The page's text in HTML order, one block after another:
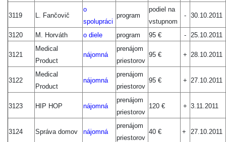
3119 L. Fančovič
o
spolupráci
program
podiel na
vstupnom
- 30.10.2011
3120 M. Horváth o diele program 95 € - 25.10.2011
3121
Medical
Product
nájomná
prenájom
priestorov
95 € + 28.10.2011
3122
Medical
Product
nájomná
prenájom
priestorov
95 € + 27.10.2011
3123 HIP HOP nájomná
prenájom
priestorov
120 € + 3.11.2011
3124 Správa domov nájomná
prenájom
priestorov
40 € + 27.10.2011